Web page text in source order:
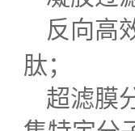
反向高
肽；
超滤膜